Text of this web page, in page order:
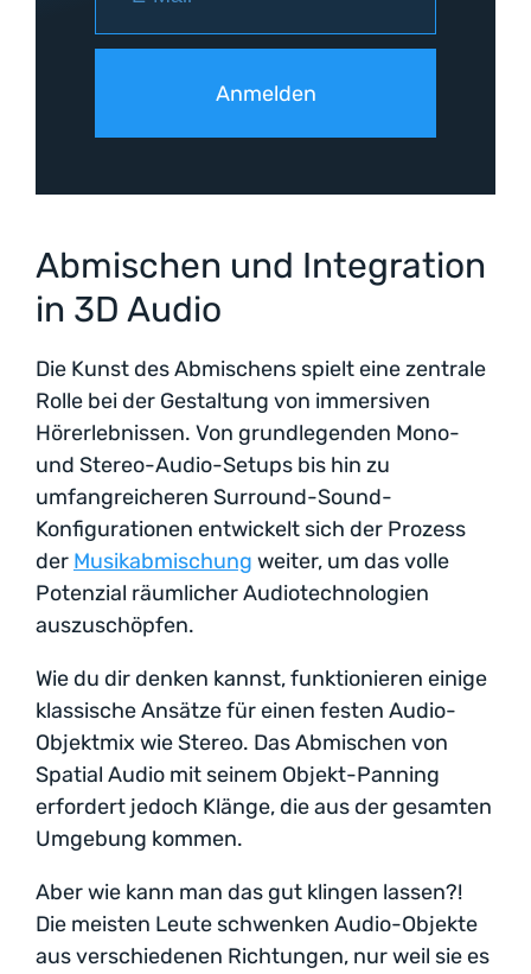
Abmischen und Integration
in 3D Audio
Die Kunst des Abmischens spielt eine zentrale
Rolle bei der Gestaltung von immersiven
Hörerlebnissen. Von grundlegenden Mono-
und Stereo-Audio-Setups bis hin zu
umfangreicheren Surround-Sound-
Konfigurationen entwickelt sich der Prozess
der Musikabmischung weiter, um das volle
Potenzial räumlicher Audiotechnologien
auszuschöpfen.
Wie du dir denken kannst, funktionieren einige
klassische Ansätze für einen festen Audio-
Objektmix wie Stereo. Das Abmischen von
Spatial Audio mit seinem Objekt-Panning
erfordert jedoch Klänge, die aus der gesamten
Umgebung kommen.
Aber wie kann man das gut klingen lassen?!
Die meisten Leute schwenken Audio-Objekte
aus verschiedenen Richtungen, nur weil sie es